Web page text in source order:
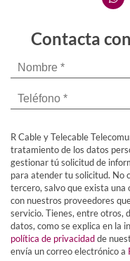
Contacta
R Cable y Telecable
tratamiento de los datos
gestionar tú solicitud de
para atender tu solicitud. No
tercero, salvo que exista una
con nuestros proveedores
servicio. Tienes, entre otros,
datos, como se explica en la
política de privacidadde
envía un correo electrónico a